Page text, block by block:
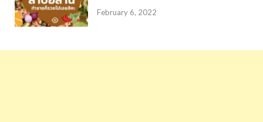
February 6, 2022